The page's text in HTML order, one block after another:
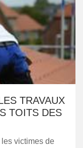
TRAVAUX
TOITS DES
victimes de